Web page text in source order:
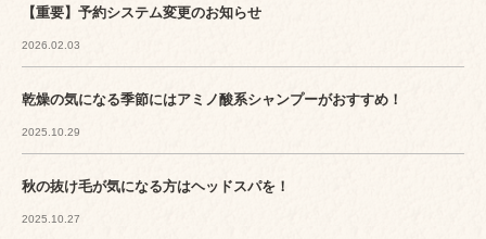
【重要】予約システム変更のお知らせ
2026.02.03
乾燥の気になる季節にはアミノ酸系シャンプーがおすすめ！
2025.10.29
秋の抜け毛が気になる方はヘッドスパを！
2025.10.27